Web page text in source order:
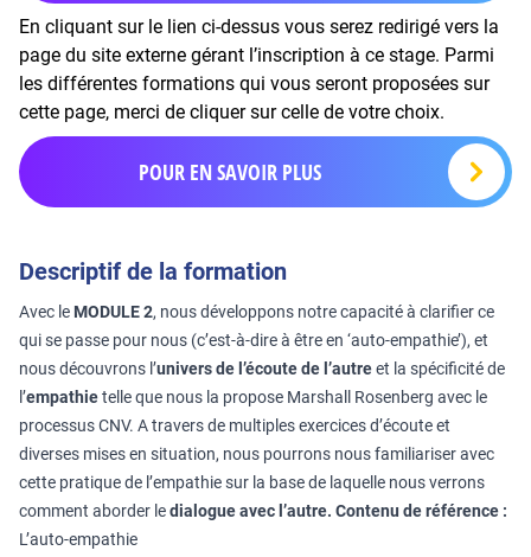
En cliquant sur le lien ci-dessus vous serez redirigé vers la
page du site externe gérant l’inscription à ce stage. Parmi
les différentes formations qui vous seront proposées sur
cette page, merci de cliquer sur celle de votre choix.
POUR EN SAVOIR PLUS
Descriptif de la formation
Avec le MODULE 2, nous développons notre capacité à clarifier ce
qui se passe pour nous (c’est-à-dire à être en ‘auto-empathie’), et
nous découvrons l’univers de l’écoute de l’autreet la spécificité de
l’empathietelle que nous la propose Marshall Rosenberg avec le
processus CNV. A travers de multiples exercices d’écoute et
diverses mises en situation, nous pourrons nous familiariser avec
cette pratique de l’empathie sur la base de laquelle nous verrons
comment aborder ledialogue avec l’autre. Contenu de référence :
L’auto-empathie